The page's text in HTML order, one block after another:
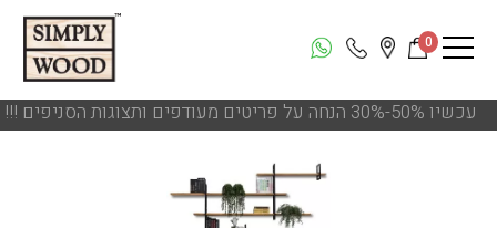
0
!!! עכשיו 50%-30% הנחה על פריטים מעודפים ותצוגות הסניפים